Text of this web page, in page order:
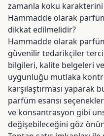
zamanla koku
Hammadde olarak
dikkat edilmelidir?
Hammadde olarak
güvenilir tedarikçiler
bilgileri, kalite belgeleri
uygunluğu mutlaka
karşılaştırması yaparak
parfüm esansı
ve konsantrasyon gibi
değişebileceğini göz